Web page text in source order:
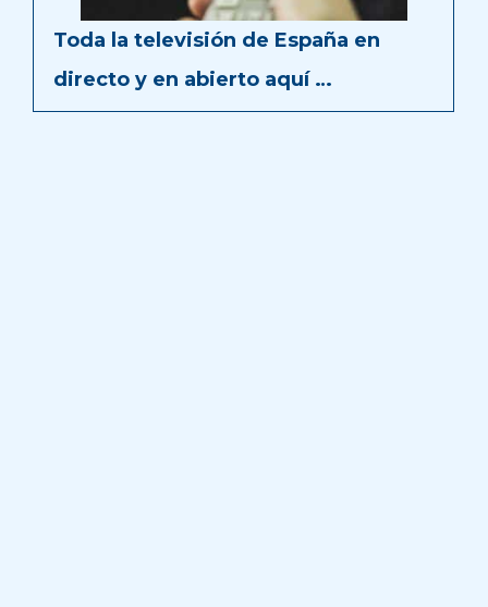
Toda la televisión de España en
directo y en abierto aquí …